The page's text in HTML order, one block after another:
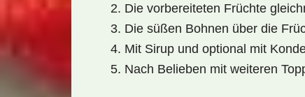
Die vorbereiteten Früchte
Die süßen Bohnen über die
Mit Sirup und optional mit
Nach Belieben mit weiteren